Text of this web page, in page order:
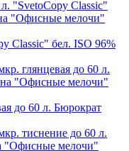
Classic" бел. ISO 96%
до 60 л. Бюрократ